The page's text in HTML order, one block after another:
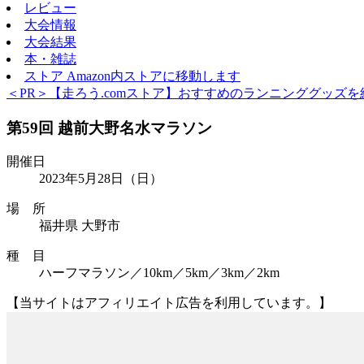
レビュー
大会情報
大会結果
本・雑誌
ストア Amazon内ストアに移動します
＜PR＞【走ろう.comストア】おすすめのランニンググッズを
第59回 越前大野名水マラソン
開催日
2023年5月28日
（日）
場 所
福井県 大野市
種 目
ハーフマラソン／10km／5km／3km／2km
【当サイトはアフィリエイト広告を利用しています。】